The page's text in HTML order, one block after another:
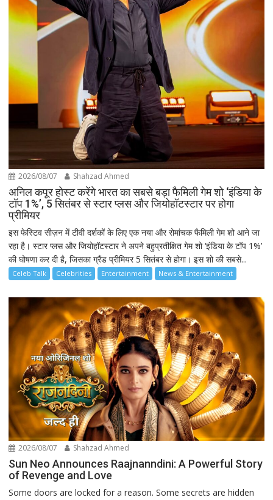
2026/08/07 Shahzad Ahmed
अनिल कपूर होस्ट करेंगे भारत का सबसे बड़ा फैमिली गेम शो ‘इंडिया के
टॉप 1%’, 5 सितंबर से स्टार प्लस और जियोहॉटस्टार पर होगा
प्रीमियर
इस फेस्टिव सीज़न में टीवी दर्शकों के लिए एक नया और रोमांचक फैमिली गेम शो आने जा
रहा है। स्टार प्लस और जियोहॉटस्टार ने अपने बहुप्रतीक्षित गेम शो ‘इंडिया के टॉप 1%’
की घोषणा कर दी है, जिसका ग्रैंड प्रीमियर 5 सितंबर से होगा। इस शो की सबसे...
Celeb Talk Celebrities Entertainment News & Entertainment
2026/08/07 Shahzad Ahmed
Sun Neo Announces Raajnanndini: A Powerful Story
of Revenge and Love
Some doors are locked for a reason. Some secrets are hidden